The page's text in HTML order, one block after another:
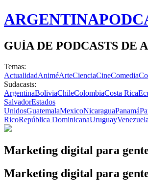
ARGENTINA
GUÍA DE PODCASTS DE
Temas:
ActualidadAniméArteCienciaCineComedia
Sudacasts:
ArgentinaBoliviaChileColombiaCosta Rica
SalvadorEstados
UnidosGuatemalaMexicoNicaraguaPanamá
RicoRepública DominicanaUruguayVenezuela
Marketing digital para
Marketing digital para